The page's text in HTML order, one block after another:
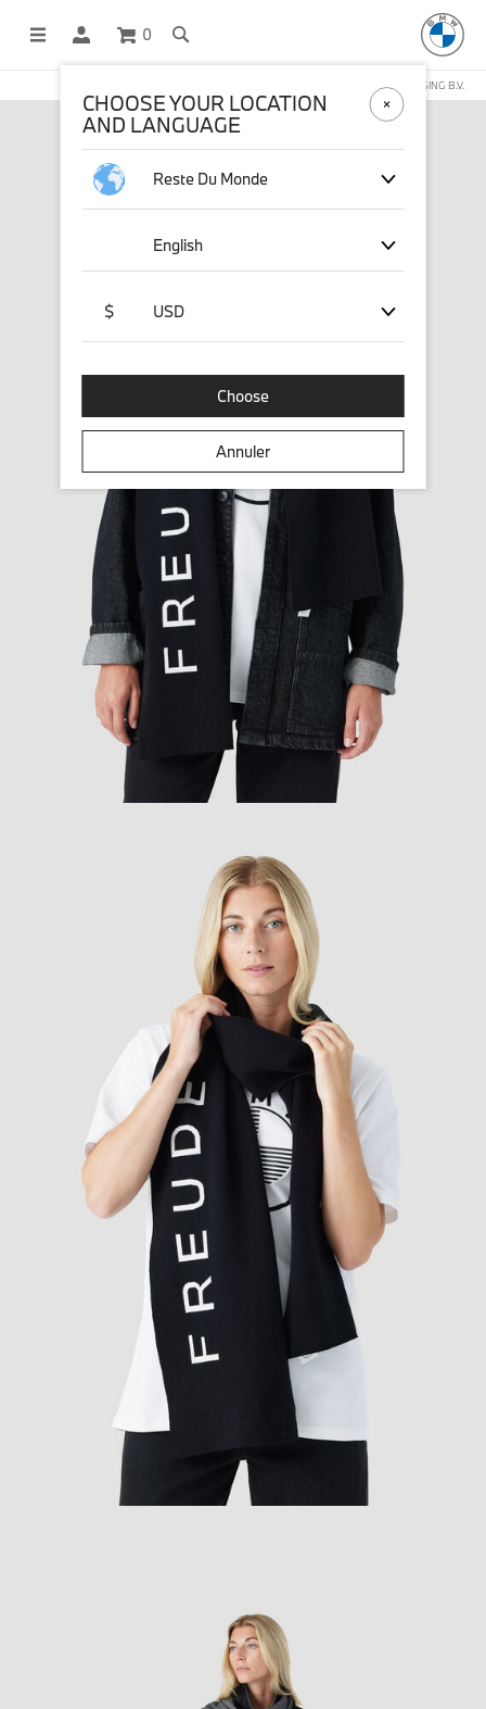
0
BOUTIQUE EN LIGNE GÉRÉE PAR STICHD SPORTSMERCHANDISING B.V.
CHOOSE YOUR LOCATION
AND LANGUAGE
Reste Du Monde
English
$ USD
Choose
Annuler